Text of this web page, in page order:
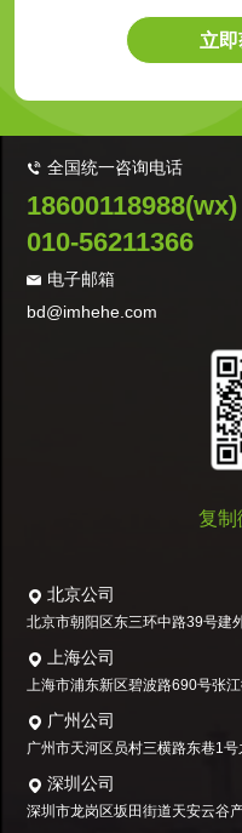
立
全国统一咨询电话
18600118988(wx)
010-56211366
电子邮箱
bd@imhehe.com
复制
北京公司
北京市朝阳区东三环中路39号建
上海公司
上海市浦东新区碧波路690号张
广州公司
广州市天河区员村三横路东巷1
深圳公司
深圳市龙岗区坂田街道天安云谷